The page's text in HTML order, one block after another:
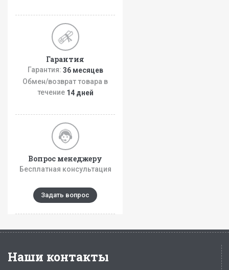
Гарантия
Гарантия: 36 месяцев
Обмен/возврат товара в
течение 14 дней
Вопрос менеджеру
Бесплатная консультация
Задать вопрос
Наши контакты